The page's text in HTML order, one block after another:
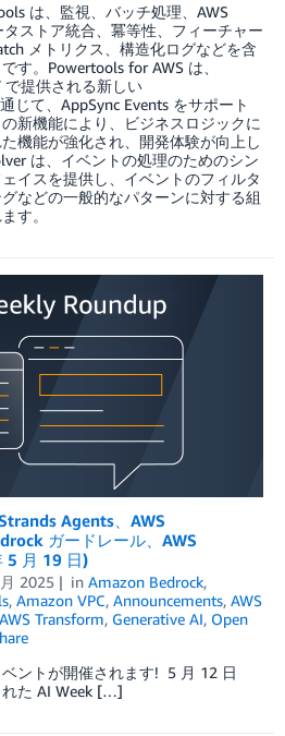
は、監視、バッチ処理、AWS
ストア統合、冪等性、フィーチャー
メトリクス、構造化ログなどを含
す。Powertools for AWS は、
で提供される新しい
じて、AppSync Events をサポート
新機能により、ビジネスロジックに
機能が強化され、開発体験が向上し
は、イベントの処理のためのシン
イスを提供し、イベントのフィルタ
などの一般的なパターンに対する組
す。
Agents、AWS
ガードレール、AWS
5 月 19 日)
2025 in Amazon Bedrock,
, Amazon VPC, Announcements, AWS
AWS Transform, Generative AI, Open
ントが開催されます! 5 月 12 日
れた AI Week […]